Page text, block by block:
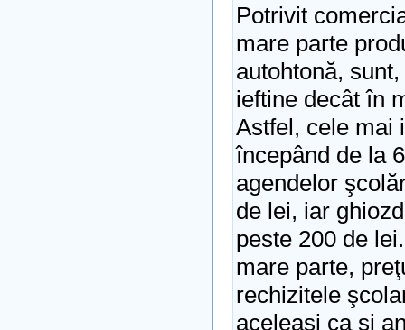
Potrivit
mare parte
autohtonă,
ieftine decât în
Astfel, cele mai
începând de la
agendelor
de lei, iar
peste 200 de
mare parte,
rechizitele
aceleaşi ca şi